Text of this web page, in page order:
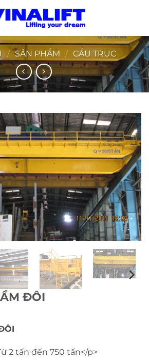
/ SẢN PHẨM / CẦU TRỤC
ĐÔI
2 tấn đến 750 tấn</p>